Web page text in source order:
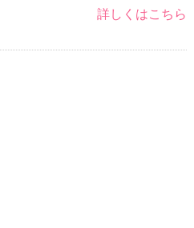
詳しくはこちら